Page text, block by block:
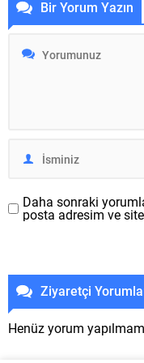
izleyebileceğiniz video
içerisinde herkese
Elektrikli otomobil
en çok ses getiren hiper
Bir Yorum Yazın
Daha sonraki
posta adresim ve
Ziyaretçi
Henüz yorum